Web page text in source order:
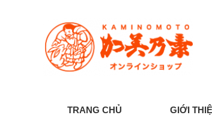
TRANG CHỦ GIỚI